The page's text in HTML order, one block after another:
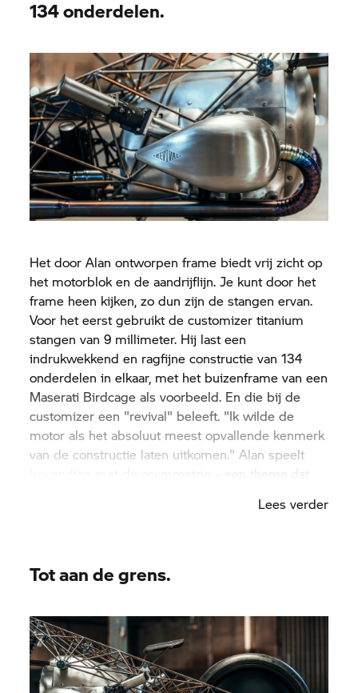
134 onderdelen.
Het door Alan ontworpen frame biedt vrij zicht op
het motorblok en de aandrijflijn. Je kunt door het
frame heen kijken, zo dun zijn de stangen ervan.
Voor het eerst gebruikt de customizer titanium
stangen van 9 millimeter. Hij last een
indrukwekkend en ragfijne constructie van 134
onderdelen in elkaar, met het buizenframe van een
Maserati Birdcage als voorbeeld. En die bij de
customizer een "revival" beleeft. "Ik wilde de
motor als het absoluut meest opvallende kenmerk
van de constructie laten uitkomen." Alan speelt
bovendien met de asymmetrie – een thema dat
de verplaatste cilinders, de aandrijflijn aan de
Lees verder
Tot aan de grens.